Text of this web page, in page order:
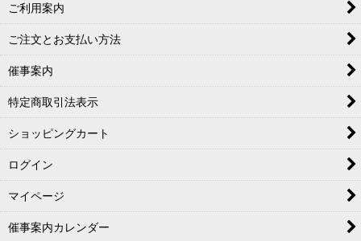
ご利用案内
ご注文とお支払い方法
催事案内
特定商取引法表示
ショッピングカート
ログイン
マイページ
催事案内カレンダー